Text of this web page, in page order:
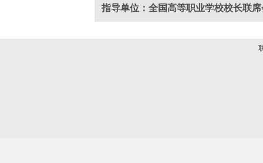
指导单位：全国高等职业学校校长联